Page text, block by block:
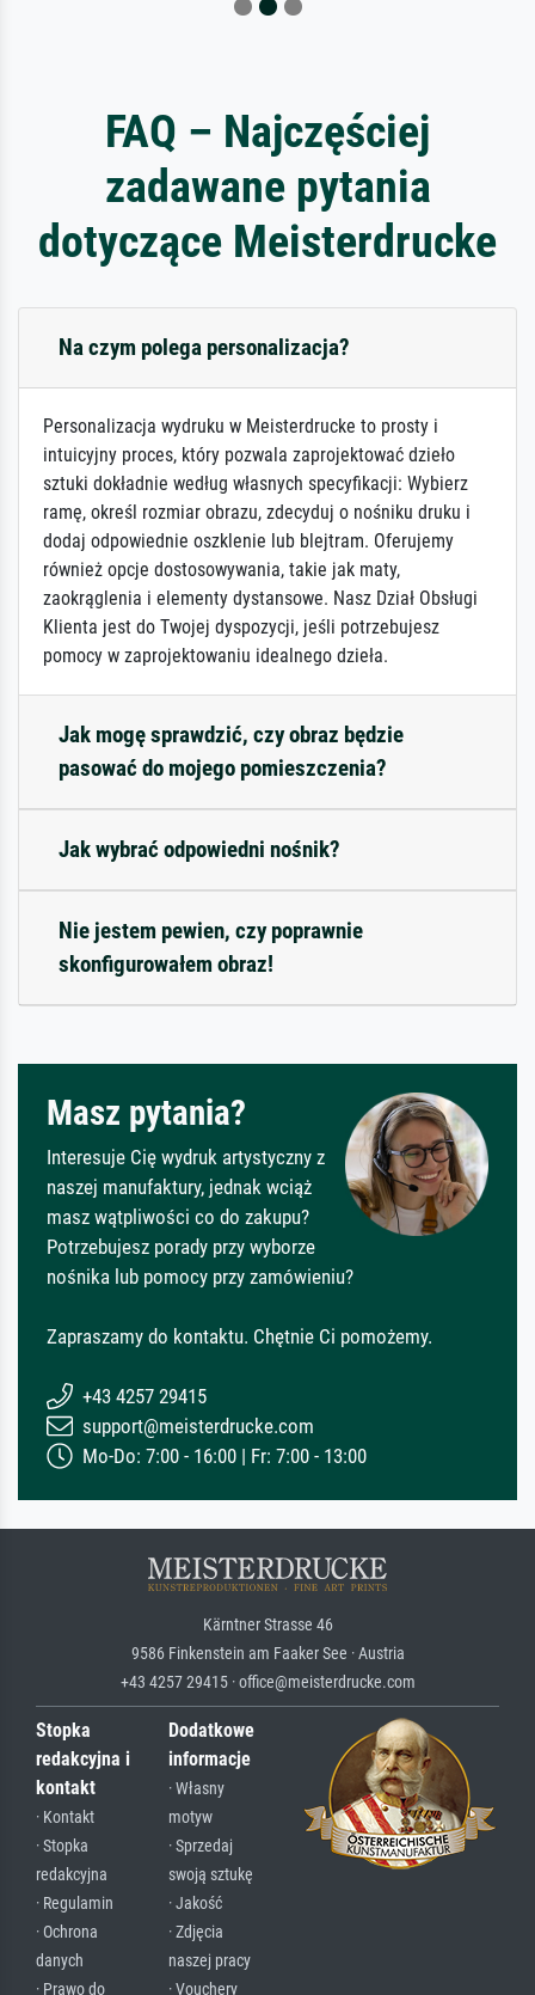
FAQ – Najczęściej
zadawane pytania
dotyczące Meisterdrucke
Na czym polega personalizacja?
Personalizacja wydruku w Meisterdrucke to prosty i
intuicyjny proces, który pozwala zaprojektować dzieło
sztuki dokładnie według własnych specyfikacji: Wybierz
ramę, określ rozmiar obrazu, zdecyduj o nośniku druku i
dodaj odpowiednie oszklenie lub blejtram. Oferujemy
również opcje dostosowywania, takie jak maty,
zaokrąglenia i elementy dystansowe. Nasz Dział Obsługi
Klienta jest do Twojej dyspozycji, jeśli potrzebujesz
pomocy w zaprojektowaniu idealnego dzieła.
Jak mogę sprawdzić, czy obraz będzie
pasować do mojego pomieszczenia?
Jak wybrać odpowiedni nośnik?
Nie jestem pewien, czy poprawnie
skonfigurowałem obraz!
Masz pytania?
Interesuje Cię wydruk artystyczny z
naszej manufaktury, jednak wciąż
masz wątpliwości co do zakupu?
Potrzebujesz porady przy wyborze
nośnika lub pomocy przy zamówieniu?
Zapraszamy do kontaktu. Chętnie Ci pomożemy.
+43 4257 29415
support@meisterdrucke.com
Mo-Do: 7:00 - 16:00 | Fr: 7:00 - 13:00
Kärntner Strasse 46
9586 Finkenstein am Faaker See · Austria
+43 4257 29415 · office@meisterdrucke.com
Stopka
redakcyjna i
kontakt
· Kontakt
· Stopka
redakcyjna
· Regulamin
· Ochrona
danych
· Prawo do
Dodatkowe
informacje
· Własny
motyw
· Sprzedaj
swoją sztukę
· Jakość
· Zdjęcia
naszej pracy
· Vouchery